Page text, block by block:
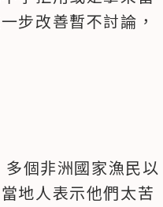
步改善暫不討論，
個非洲國家漁民以
地人表示他們太苦